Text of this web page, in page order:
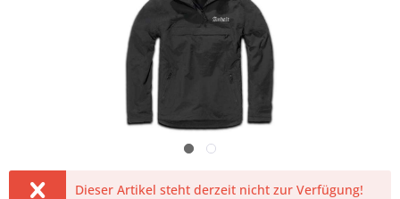
Dieser Artikel steht derzeit nicht zur Verfügung!